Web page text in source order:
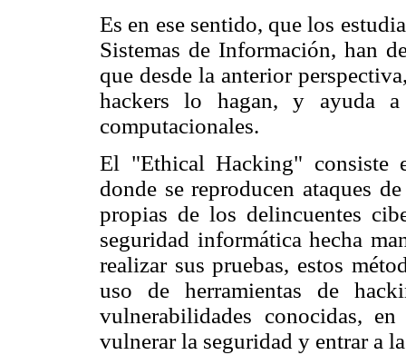
Es en ese sentido, que los
Sistemas de Información, han
que desde la anterior
hackers lo hagan, y ayuda a
computacionales.
El "Ethical Hacking" consiste
donde se reproducen ataques
propias de los delincuentes
seguridad informática hecha
realizar sus pruebas, estos
uso de herramientas de
vulnerabilidades conocidas,
vulnerar la seguridad y entrar a